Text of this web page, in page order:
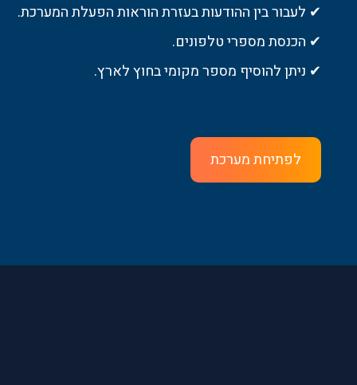
✔ לעבור בין ההודעות בעזרת הוראות הפעלת המערכת.
✔ הכנסת מספרי טלפונים.
✔ ניתן להוסיף מספר מקומי בחוץ לארץ.
לפתיחת מערכת